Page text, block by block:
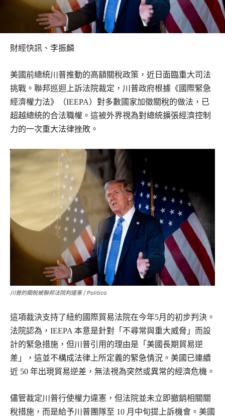
財經快訊、李振麟
美國前總統川普推動的高額關稅政策，近日面臨重大司法
挑戰。聯邦巡迴上訴法院裁定，川普政府根據《國際緊急
經濟權力法》（IEEPA）對多數國家加徵關稅的做法，已
超越總統的合法職權。這被外界視為對總統擴張經濟控制
力的一次重大法律挫敗。
川普的關稅被聯邦法院判違憲 / Politico
這項裁決支持了紐約國際貿易法院在今年5月的初步判決。
法院認為，IEEPA 本意是針對「不尋常與重大威脅」而設
計的緊急措施，但川普引用的理由是「美國長期貿易逆
差」，這並不構成法律上所定義的緊急情況。美國已連續
近 50 年出現貿易逆差，無法視為突然或異常的經濟危機。
儘管裁定川普行使權力違憲，但法院並未立即撤銷相關關
稅措施，而是給予川普團隊至 10 月中旬提上訴機會。美國